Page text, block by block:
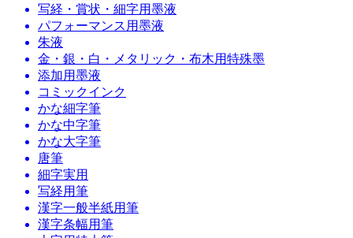
写経・賞状・細字用墨液
パフォーマンス用墨液
朱液
金・銀・白・メタリック・布木用特殊墨
添加用墨液
コミックインク
かな細字筆
かな中字筆
かな大字筆
唐筆
細字実用
写経用筆
漢字一般半紙用筆
漢字条幅用筆